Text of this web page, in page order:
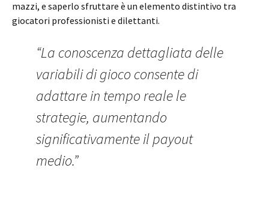
mazzi, e saperlo sfruttare è un elemento distintivo tra
giocatori professionisti e dilettanti.
“La conoscenza dettagliata delle
variabili di gioco consente di
adattare in tempo reale le
strategie, aumentando
significativamente il payout
medio.”